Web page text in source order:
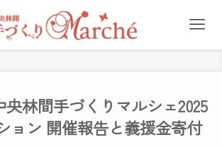
央林間手づくりマルシェ2025
ョン 開催報告と義援金寄付